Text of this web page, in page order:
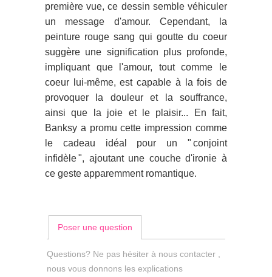
première vue, ce dessin semble véhiculer
un message d'amour. Cependant, la
peinture rouge sang qui goutte du coeur
suggère une signification plus profonde,
impliquant que l'amour, tout comme le
coeur lui-même, est capable à la fois de
provoquer la douleur et la souffrance,
ainsi que la joie et le plaisir... En fait,
Banksy a promu cette impression comme
le cadeau idéal pour un " conjoint
infidèle ", ajoutant une couche d'ironie à
ce geste apparemment romantique.
Poser une question
Questions? Ne pas hésiter à nous contacter ,
nous vous donnons les explications